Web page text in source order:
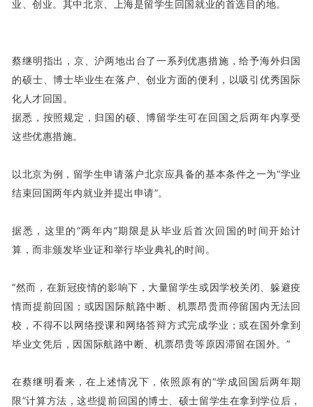
业、创业。其中北京、上海是留学生回国就业的首选目的地。
蔡继明指出，京、沪两地出台了一系列优惠措施，给予海外归国
的硕士、博士毕业生在落户、创业方面的便利，以吸引优秀国际
化人才回国。
据悉，按照规定，归国的硕、博留学生可在回国之后两年内享受
这些优惠措施。
以北京为例，留学生申请落户北京应具备的基本条件之一为“学业
结束回国两年内就业并提出申请”。
据悉，这里的“两年内”期限是从毕业后首次回国的时间开始计
算，而非颁发毕业证和举行毕业典礼的时间。
“然而，在新冠疫情的影响下，大量留学生或因学校关闭、躲避疫
情而提前回国；或因国际航路中断、机票昂贵而停留国内无法回
校，不得不以网络授课和网络答辩方式完成学业；或在国外拿到
毕业文凭后，因国际航路中断、机票昂贵等原因滞留在国外。”
在蔡继明看来，在上述情况下，依照原有的“学成回国后两年期
限”计算方法，这些提前回国的博士、硕士留学生在拿到学位后，